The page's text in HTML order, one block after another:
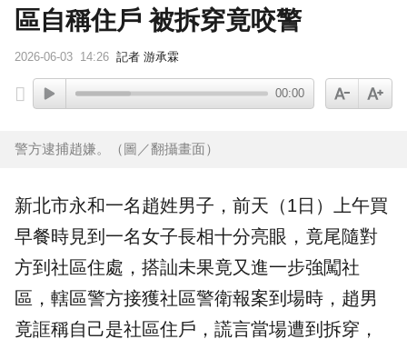
區自稱住戶 被拆穿竟咬警
2026-06-03 14:26 記者 游承霖
00:00
警方逮捕趙嫌。（圖／翻攝畫面）
新北市永和一名趙姓男子，前天（1日）上午買
早餐時見到一名女子長相十分亮眼，竟尾隨對
方到社區住處，搭訕未果竟又進一步強闖社
區，轄區警方接獲社區警衛報案到場時，趙男
竟誆稱自己是社區住戶，謊言當場遭到拆穿，